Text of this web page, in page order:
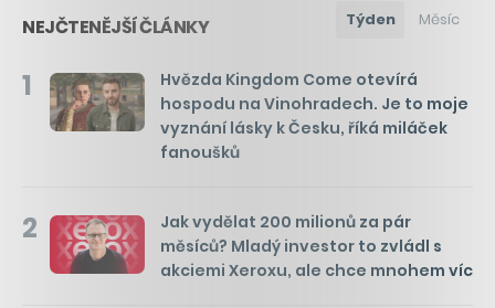
NEJČTENĚJŠÍ ČLÁNKY Týden Měsíc
1
Hvězda Kingdom Come otevírá
hospodu na Vinohradech. Je to moje
vyznání lásky k Česku, říká miláček
fanoušků
2
Jak vydělat 200 milionů za pár
měsíců? Mladý investor to zvládl s
akciemi Xeroxu, ale chce mnohem víc